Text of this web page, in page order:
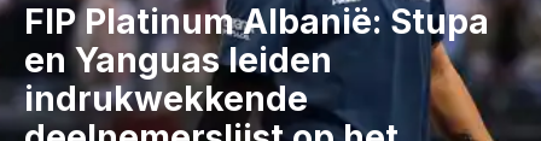
FIP Platinum Albanië: Stupa
en Yanguas leiden
indrukwekkende